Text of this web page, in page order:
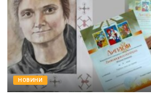
НОВИНИ